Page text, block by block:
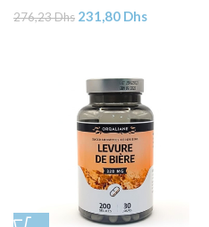
276,23Dhs 231,80 Dhs